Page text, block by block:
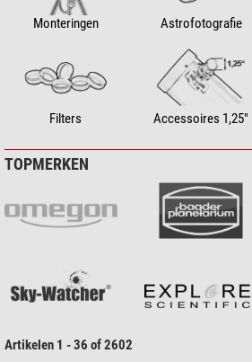
Monteringen Astrofotografie
Filters Accessoires 1,25"
TOPMERKEN
Artikelen 1 - 36 of 2602